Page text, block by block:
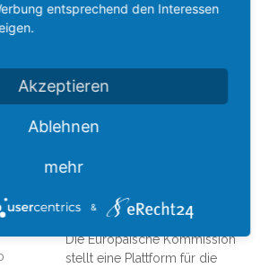
QUICK LINKS
SUCHBEGRIFFE
Die Europäische Kommission
stellt eine Plattform für die
entsprechend den Interessen
Akzeptieren
Ablehnen
mehr
&